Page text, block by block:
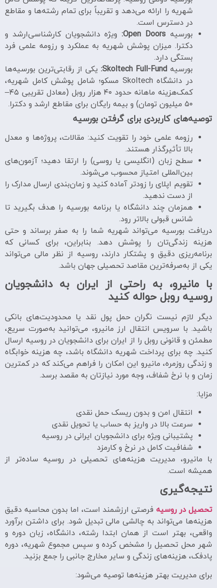
شهریه را ارائه می‌دهد و تقریباً برای تمام رشته‌ها و مقاطع
در دسترس است.
بورسیه Open Doors:ویژه دانشجویان کارشناسی‌ارشد و
دکترا. میزان پوشش شهریه به عملکرد و رزومه علمی فرد
بستگی دارد.
بورسیه Skoltech Full-Fund: یکی از رقابتی‌ترین بورسیه‌ها
در دانشگاه Skoltech مسکو؛ شامل پوشش کامل شهریه،
کمک‌هزینه ماهانه حدود ۴۰ هزار روبل (معادل تقریبی ۴۵–
۵۰ میلیون تومان) و بیمه رایگان برای مقاطع ارشد و دکترا.
توصیه‌های کاربردی برای گرفتن بورسیه
رزومه علمی خود را تقویت کنید: مقالات، پروژه‌ها و معدل
بالا تأثیرگذار هستند.
سطح زبان (انگلیسی یا روسی) را ارتقا دهید؛ آزمون‌های
بین‌المللی امتیاز محسوب می‌شوند.
تقویم اپلای را زودتر آماده کنید و زمان‌بندی ارسال مدارک را
از دست ندهید.
همزمان چند دانشگاه یا برنامه بورسیه را هدف بگیرید تا
شانس قبولی بالاتر رود.
دریافت بورسیه می‌تواند شهریه شما را به صفر برساند و حتی
هزینه زندگی‌تان را پوشش دهد. بنابراین، برای کسانی که
برنامه‌ریزی دقیق و پشتکار دارند، روسیه از نظر مالی می‌تواند
یکی از به‌صرفه‌ترین مقاصد تحصیلی جهان باشد.
با مانیرو، به راحتی از ایران به دانشجویان
روسیه روبل حواله کنید
دیگر لازم نیست نگران حمل پول نقد یا محدودیت‌های بانکی
باشید. با سرویس انتقال ارز مانیرو، می‌توانید به‌صورت سریع،
مطمئن و قانونی روبل را از ایران برای دانشجویان در روسیه ارسال
کنید. چه برای پرداخت شهریه دانشگاه باشد، چه هزینه خوابگاه
و زندگی روزمره، مانیرو این امکان را فراهم می‌کند که در کمترین
زمان و با نرخ شفاف، وجه مورد نیازتان به مقصد برسد.
مزایا:
انتقال امن و بدون ریسک حمل نقدی
سرعت بالا در واریز به حساب یا تحویل نقدی
پشتیبانی ویژه برای دانشجویان ایرانی در روسیه
شفافیت کامل در نرخ و کارمزد
با مانیرو، مدیریت هزینه‌های تحصیلی در روسیه ساده‌تر از
همیشه است.
نتیجه‌گیری
تحصیل در روسیه فرصتی ارزشمند است، اما بدون محاسبه دقیق
هزینه‌ها می‌تواند به چالشی مالی تبدیل شود. برای داشتن برآورد
واقعی، بهتر است از همان ابتدا رشته، دانشگاه، زبان دوره و
شهر محل تحصیل را مشخص کرده و سپس مجموع شهریه، دوره
پادفک، هزینه‌های زندگی و سایر مخارج جانبی را جمع بزنید.
برای مدیریت بهتر هزینه‌ها توصیه می‌شود: